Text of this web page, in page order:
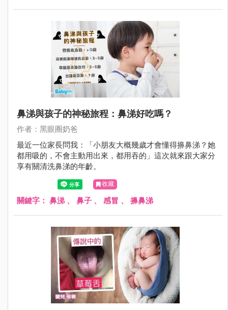
鼻涕與孩子的神秘旅程：鼻涕好吃嗎？
作者：黑眼圈奶爸
最近一位家長問我：「小朋友大概幾歲才會懂得擤鼻涕？她
都用吸的，不會主動用出來，都用吞的」這次就來跟大家分
享有關清洗鼻涕的年齡。
收藏
關鍵字： 鼻涕 、 鼻子 、 感冒 、 擤鼻涕